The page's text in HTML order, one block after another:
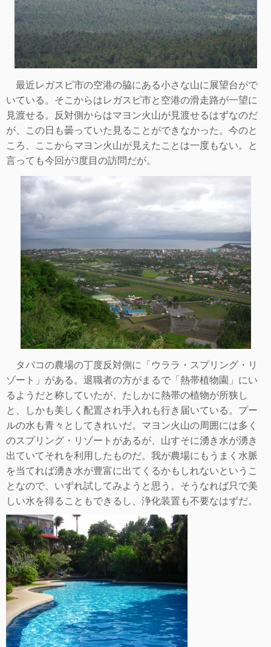
最近レガスピ市の空港の脇にある小さな山に展望台がで
いている。そこからはレガスピ市と空港の滑走路が一望に
見渡せる。反対側からはマヨン火山が見渡せるはずなのだ
が、この日も曇っていた見ることができなかった。今のと
ころ、ここからマヨン火山が見えたことは一度もない。と
言っても今回が3度目の訪問だが。
タバコの農場の丁度反対側に「ウララ・スプリング・リ
ゾート」がある。退職者の方がまるで「熱帯植物園」にい
るようだと称していたが、たしかに熱帯の植物が所狭し
と、しかも美しく配置され手入れも行き届いている。プー
ルの水も青々としてきれいだ。マヨン火山の周囲には多く
のスプリング・リゾートがあるが、 山すそに湧き水が湧き
出ていてそれを利用したものだ。我が農場にもうまく水脈
を当てれば湧き水が豊富に出てくるかもしれないというこ
となので、いずれ試してみようと思う。そうなれば只で美
しい水を得ることもできるし、浄化装置も不要なはずだ。